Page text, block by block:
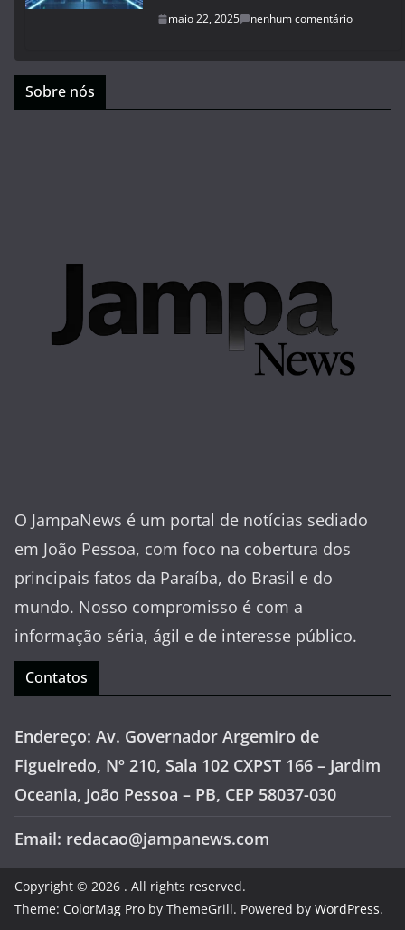
maio 22, 2025 nenhum comentário
Sobre nós
O JampaNews é um portal de notícias sediado
em João Pessoa, com foco na cobertura dos
principais fatos da Paraíba, do Brasil e do
mundo. Nosso compromisso é com a
informação séria, ágil e de interesse público.
Contatos
Endereço: Av. Governador Argemiro de
Figueiredo, Nº 210, Sala 102 CXPST 166 – Jardim
Oceania, João Pessoa – PB, CEP 58037-030
Email: redacao@jampanews.com
Copyright © 2026 . All rights reserved.
Theme: ColorMag Pro by ThemeGrill. Powered by WordPress.